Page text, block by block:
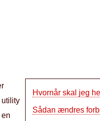
Hvornår skal jeg
Sådan ændres
utility